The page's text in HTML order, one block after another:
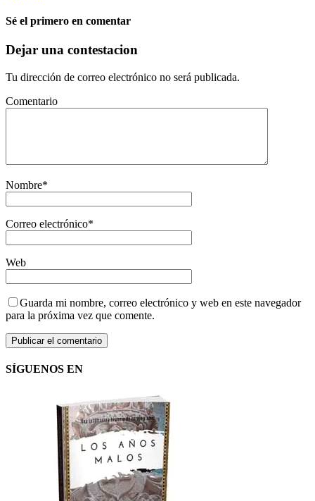
Sé el primero en comentar
Dejar una contestacion
Tu dirección de correo electrónico no será publicada.
Comentario
Nombre*
Correo electrónico*
Web
Guarda mi nombre, correo electrónico y web en este navegador
para la próxima vez que comente.
SÍGUENOS EN